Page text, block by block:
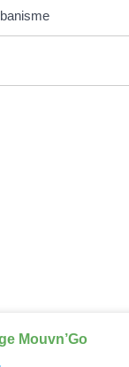
Mouvn’Go